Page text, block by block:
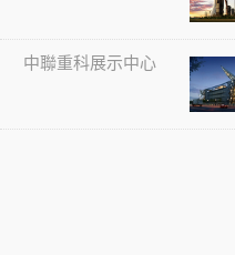
中聯重科展示中心